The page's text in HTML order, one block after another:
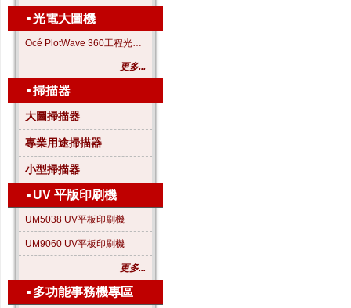
▪光電大圖機
Océ PlotWave 360工程光電大圖機
更多...
▪掃描器
大圖掃描器
專業用途掃描器
小型掃描器
▪ UV 平版印刷機
UM5038 UV平板印刷機
UM9060 UV平板印刷機
更多...
▪ 多功能事務機專區